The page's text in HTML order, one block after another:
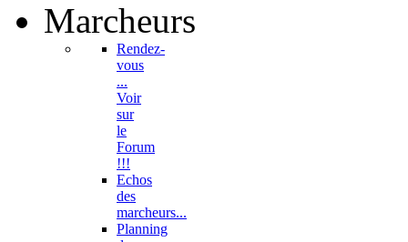
Marcheurs
Rendez-
vous
...
Voir
sur
le
Forum
!!!
Echos
des
marcheurs...
Planning